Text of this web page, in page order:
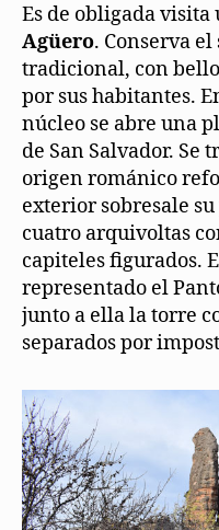
Es de obligada visita
Agüero. Conserva
tradicional, con
por sus habitantes.
núcleo se abre una
de San Salvador. Se
origen románico
exterior sobresale
cuatro arquivoltas
capiteles figurados.
representado el
junto a ella la torre
separados por